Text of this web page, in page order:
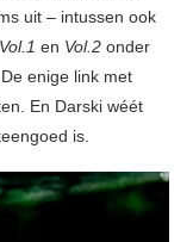
uit – intussen ook
Vol.1 en Vol.2 onder
De enige link met
En Darski wéét
is.